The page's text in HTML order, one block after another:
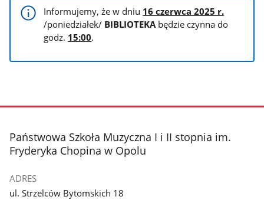
Informujemy, że w dniu 16 czerwca 2025 r.
/poniedziałek/ BIBLIOTEKA będzie czynna do
godz. 15:00.
stopka
Państwowa Szkoła Muzyczna I i II stopnia im.
Fryderyka Chopina w Opolu
ADRES
ul. Strzelców Bytomskich 18